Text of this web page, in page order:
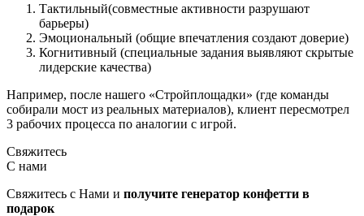
Тактильный(совместные активности разрушают
барьеры)
Эмоциональный (общие впечатления создают доверие)
Когнитивный (специальные задания выявляют скрытые
лидерские качества)
Например, после нашего «Стройплощадки» (где команды
собирали мост из реальных материалов), клиент пересмотрел
3 рабочих процесса по аналогии с игрой.
Свяжитесь
С нами
Свяжитесь с Нами и получите генератор конфетти в
подарок